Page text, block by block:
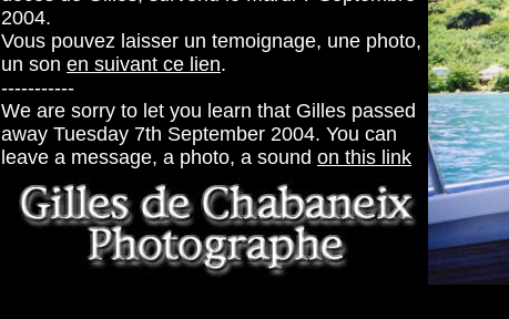
2004.
Vous pouvez laisser un temoignage, une photo,
un son en suivant ce lien.
-----------
We are sorry to let you learn that Gilles passed
away Tuesday 7th September 2004. You can
leave a message, a photo, a sound on this link